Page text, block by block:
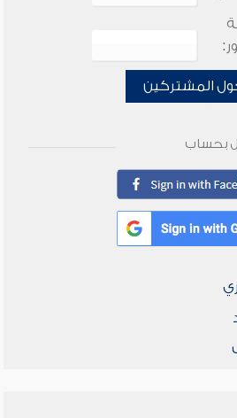
المشتركين
بحساب